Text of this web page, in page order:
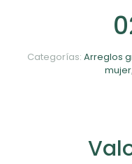
Categorías: Arreglos
mujer,